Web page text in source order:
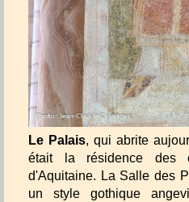
Le Palais, qui abrite
était la résidence des
d'Aquitaine. La Salle des
un style gothique